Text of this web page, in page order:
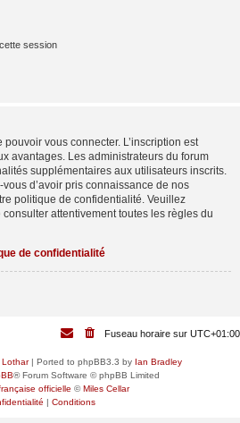
session
vous connecter. L’inscription est
avantages. Les administrateurs du forum
supplémentaires aux utilisateurs inscrits.
d’avoir pris connaissance de nos
politique de confidentialité. Veuillez
attentivement toutes les règles du
de confidentialité
Fuseau horaire sur UTC+01:00
Lothar| Ported to phpBB3.3 by Ian Bradley
® Forum Software © phpBB Limited
officielle ©Miles Cellar
| Conditions